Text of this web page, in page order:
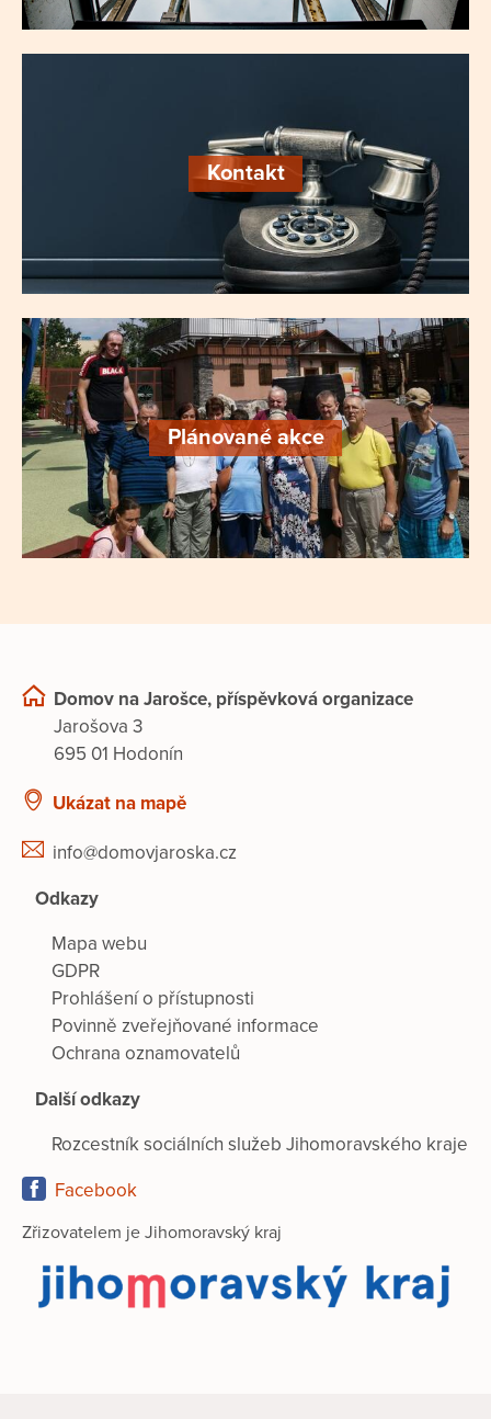
Kontakt
Plánované akce
Domov na Jarošce, příspěvková organizace
Jarošova 3
695 01 Hodonín
Ukázat na mapě
info@domovjaroska.cz
Odkazy
Mapa webu
GDPR
Prohlášení o přístupnosti
Povinně zveřejňované informace
Ochrana oznamovatelů
Další odkazy
Rozcestník sociálních služeb Jihomoravského kraje
Facebook
Zřizovatelem je Jihomoravský kraj